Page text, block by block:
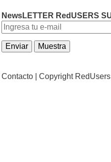
NewsLETTER RedUSERS
Contacto | Copyright